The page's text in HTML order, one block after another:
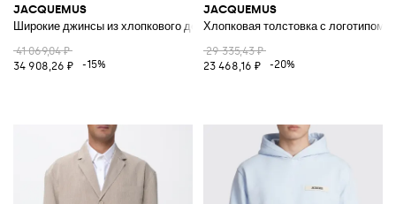
JACQUEMUS
Широкие джинсы из хлопкового денима
41 069,04 ₽
34 908,26 ₽
-15%
JACQUEMUS
Хлопковая толстовка с логотипом
29 335,43 ₽
23 468,16 ₽
-20%